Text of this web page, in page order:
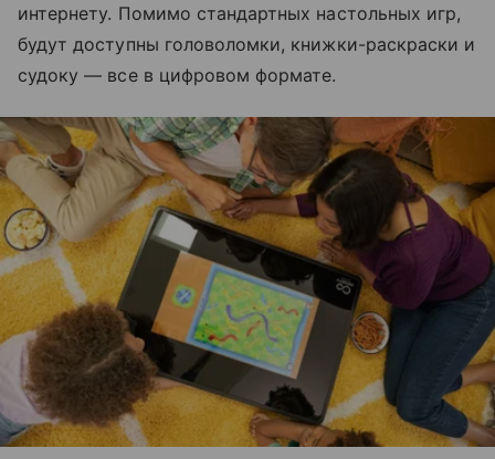
интернету. Помимо стандартных настольных игр,
будут доступны головоломки, книжки-раскраски и
судоку— все в цифровом формате.